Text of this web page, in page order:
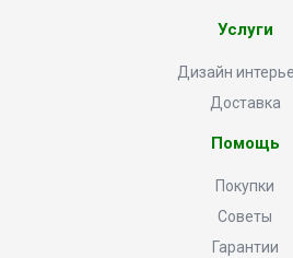
Услуги
Дизайн
Доставка
Помощь
Покупки
Советы
Гарантии